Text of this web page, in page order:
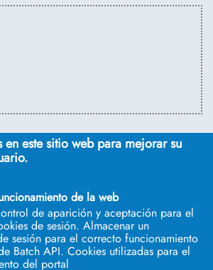
41092. Tel.: 955 42 03 53
en este sitio web para mejorar su
de la web
de aparición y aceptación para el
de sesión. Almacenar un
sesión para el correcto funcionamiento
Batch API. Cookies utilizadas para el
del portal